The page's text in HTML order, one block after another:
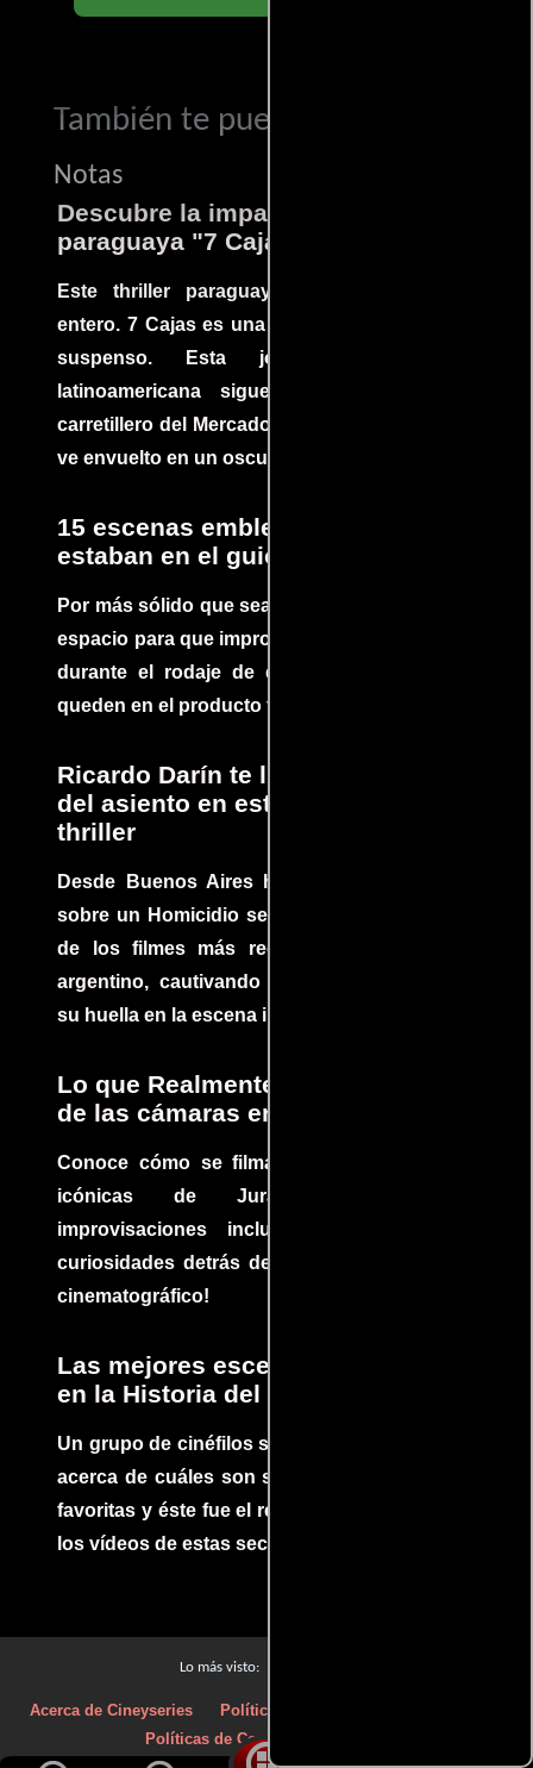
También te puede interesar...
Notas
Descubre la impactante película
paraguaya "7 Cajas"
Este thriller paraguayo cautivó al mundo
entero. 7 Cajas es una explosión de acción y
suspenso. Esta joya cinematográfica
latinoamericana sigue la historia de un
carretillero del Mercado 4 de Asunción que se
ve envuelto en un oscuro mundo de crimen
15 escenas emblemáticas que no
estaban en el guion
Por más sólido que sea un guión siempre hay
espacio para que improvisaciones que se dan
durante el rodaje de determinadas escenas
queden en el producto final.
Ricardo Darín te llevará al borde
del asiento en este increíble
thriller
Desde Buenos Aires hasta el mundo, Tesis
sobre un Homicidio se ha convertido en uno
de los filmes más recomendados del cine
argentino, cautivando audiencias y dejando
su huella en la escena internacional.
Lo que Realmente Sucedió detrás
de las cámaras en Jurassic Park
Conoce cómo se filmaron algunas escenas
icónicas de Jurassic Park, con
improvisaciones incluidas. ¡Descubre las
curiosidades detrás del rodaje de un clásico
cinematográfico!
Las mejores escenas de acción
en la Historia del cine
Un grupo de cinéfilos se juntaron para debatir
acerca de cuáles son sus escenas de acción
favoritas y éste fue el resultado. No te pierdas
los vídeos de estas secuencias inolvidables.
Lo más visto:
Acerca de Cineyseries Políticas de privacidad
Políticas de Cookies